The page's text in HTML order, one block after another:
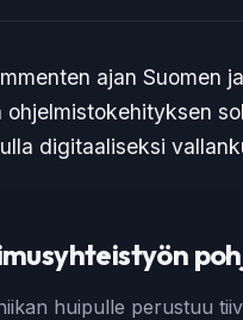
ajan Suomen
digitaaliseksi
huipulle perustuu